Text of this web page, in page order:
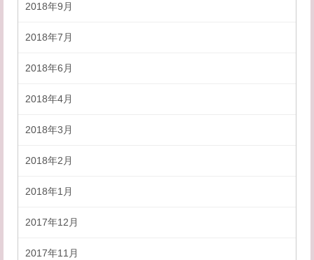
2018年9月
2018年7月
2018年6月
2018年4月
2018年3月
2018年2月
2018年1月
2017年12月
2017年11月